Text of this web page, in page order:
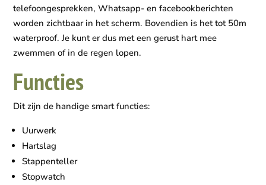
telefoongesprekken, Whatsapp- en facebookberichten
worden zichtbaar in het scherm. Bovendien is het tot 50m
waterproof. Je kunt er dus met een gerust hart mee
zwemmen of in de regen lopen.
Functies
Dit zijn de handige smart functies:
Uurwerk
Hartslag
Stappenteller
Stopwatch